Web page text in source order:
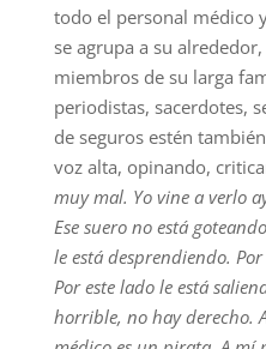
todo el personal médico
se agrupa a su
miembros de su larga
periodistas, sacerdotes,
de seguros estén
voz alta, opinando,
muy mal. Yo vine a verlo
Ese suero no está
le está desprendiendo.
Por este lado le está
horrible, no hay derecho.